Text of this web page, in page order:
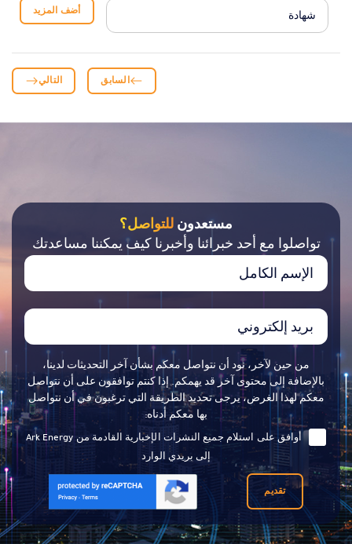
أضف المزيد
التالي السابق
مستعدون للتواصل؟
تواصلوا مع أحد خبرائنا وأخبرنا كيف يمكننا مساعدتك
من حين لآخر، نود أن نتواصل معكم بشأن آخر التحديثات لدينا،
بالإضافة إلى محتوى آخر قد يهمكم. إذا كنتم توافقون على أن نتواصل
معكم لهذا الغرض، يرجى تحديد الطريقة التي ترغبون في أن نتواصل
بها معكم أدناه:
أوافق على استلام جميع النشرات الإخبارية القادمة من Ark Energy
إلى بريدي الوارد
تقديم